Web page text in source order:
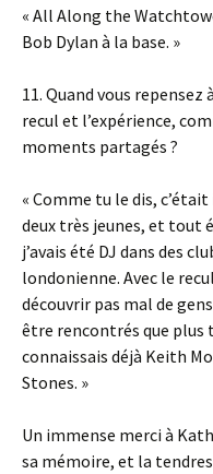
« All Along the
Bob Dylan à la base. »
11. Quand vous repensez
recul et l’expérience,
moments partagés ?
« Comme tu le dis,
deux très jeunes, et tout
j’avais été DJ dans des
londonienne. Avec le
découvrir pas mal de
être rencontrés que plus
connaissais déjà Keith
Stones. »
Un immense merci à
sa mémoire, et la